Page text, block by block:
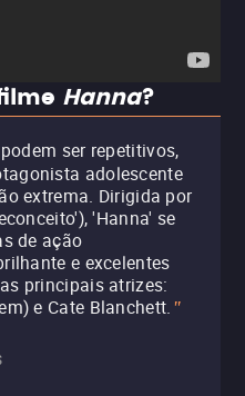
Hanna?
ser repetitivos,
adolescente
extrema. Dirigida por
'Hanna' se
de ação
e excelentes
principais atrizes:
e Cate Blanchett. "